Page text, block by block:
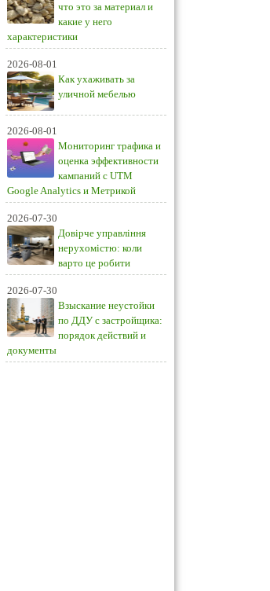
что это за материал и
какие у него
характеристики
2026-08-01
Как ухаживать за
уличной мебелью
2026-08-01
Мониторинг трафика и
оценка эффективности
кампаний с UTM
Google Analytics и Метрикой
2026-07-30
Довірче управління
нерухомістю: коли
варто це робити
2026-07-30
Взыскание неустойки
по ДДУ с застройщика:
порядок действий и
документы